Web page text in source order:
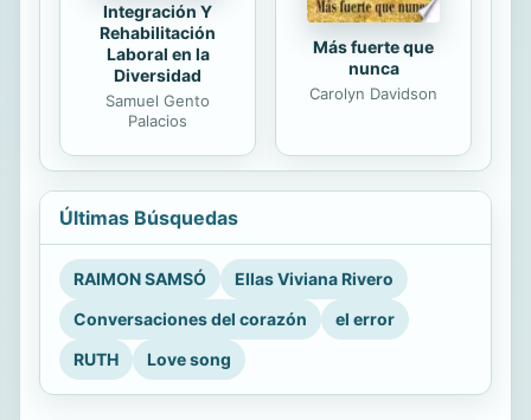
Integración Y
Rehabilitación
Laboral en la
Diversidad
Samuel Gento
Palacios
Más fuerte que
nunca
Carolyn Davidson
Últimas Búsquedas
RAIMON SAMSÓ
Ellas Viviana Rivero
Conversaciones del corazón
el error
RUTH
Love song